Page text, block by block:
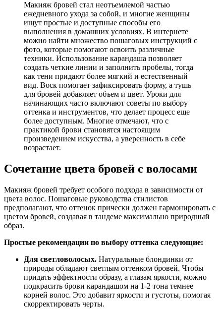
Макияж бровей стал неотъемлемой частью
ежедневного ухода за собой, и многие женщины
ищут простые и доступные способы его
выполнения в домашних условиях. В интернете
можно найти множество пошаговых инструкций с
фото, которые помогают освоить различные
техники. Использование карандаша позволяет
создать четкие линии и заполнить пробелы, тогда
как тени придают более мягкий и естественный
вид. Воск помогает зафиксировать форму, а тушь
для бровей добавляет объем и цвет. Уроки для
начинающих часто включают советы по выбору
оттенка и инструментов, что делает процесс еще
более доступным. Многие отмечают, что с
практикой брови становятся настоящим
произведением искусства, а уверенность в себе
возрастает.
Сочетание цвета бровей с волосами
Макияж бровей требует особого подхода в зависимости от
цвета волос. Пошаговые руководства стилистов
предполагают, что оттенок прически должен гармонировать с
цветом бровей, создавая в тандеме максимально природный
образ.
Простые рекомендации по выбору оттенка следующие:
Для светловолосых. Натуральные блондинки от
природы обладают светлым оттенком бровей. Чтобы
придать эффектности образу, а глазам яркости, можно
подкрасить брови карандашом на 1-2 тона темнее
корней волос. Это добавит яркости и густоты, помогая
скорректировать черты.